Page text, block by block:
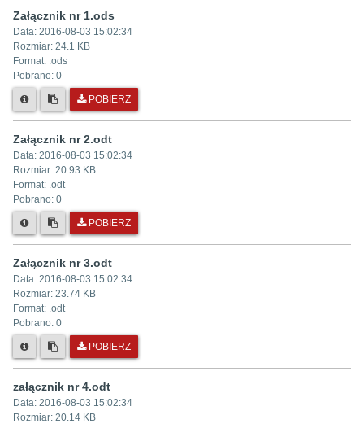
Załącznik nr 1.ods
Data: 2016-08-03 15:02:34
Rozmiar: 24.1 KB
Format: .ods
Pobrano: 0
POBIERZ
Załącznik nr 2.odt
Data: 2016-08-03 15:02:34
Rozmiar: 20.93 KB
Format: .odt
Pobrano: 0
POBIERZ
Załącznik nr 3.odt
Data: 2016-08-03 15:02:34
Rozmiar: 23.74 KB
Format: .odt
Pobrano: 0
POBIERZ
załącznik nr 4.odt
Data: 2016-08-03 15:02:34
Rozmiar: 20.14 KB